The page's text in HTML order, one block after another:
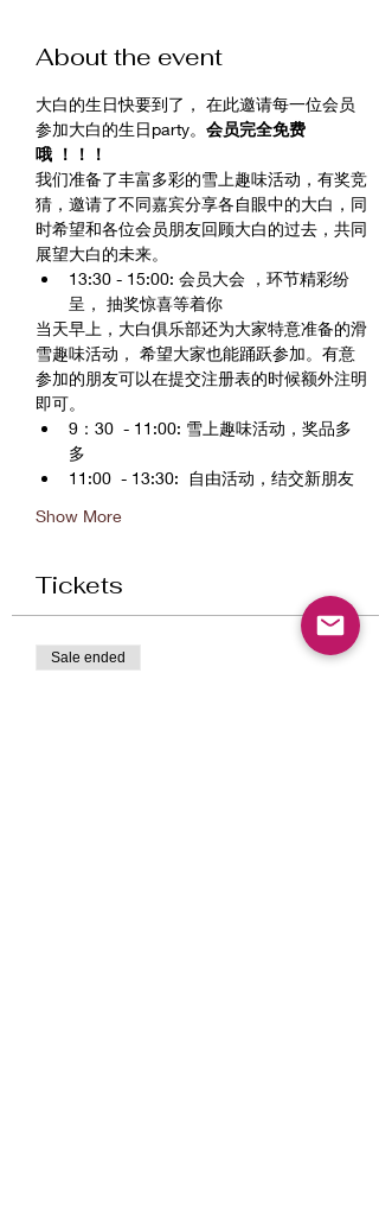
About the event
大白的生日快要到了， 在此邀请每一位会员
参加大白的生日party。 会员完全免费
哦 ！！！
我们准备了丰富多彩的雪上趣味活动，有奖竞
猜，邀请了不同嘉宾分享各自眼中的大白，同
时希望和各位会员朋友回顾大白的过去，共同
展望大白的未来。
13:30 - 15:00: 会员大会 ，环节精彩纷
呈， 抽奖惊喜等着你
当天早上，大白俱乐部还为大家特意准备的滑
雪趣味活动， 希望大家也能踊跃参加。有意
参加的朋友可以在提交注册表的时候额外注明
即可。
9：30  - 11:00: 雪上趣味活动，奖品多
多
11:00  - 13:30:  自由活动，结交新朋友
Show More
Tickets
Sale ended